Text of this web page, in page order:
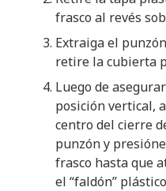
frasco al revés
Extraiga el
retire la cubierta
Luego de
posición vertical,
centro del cierre
punzón y
frasco hasta que
el “faldón”